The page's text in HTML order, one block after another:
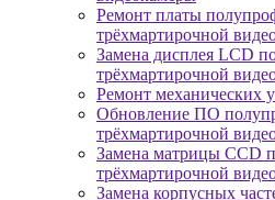
Ремонт платы
трёхмартирочной
Замена дисплея LCD
трёхмартирочной
Ремонт механических
Обновление ПО
трёхмартирочной
Замена матрицы CCD
трёхмартирочной
Замена корпусных